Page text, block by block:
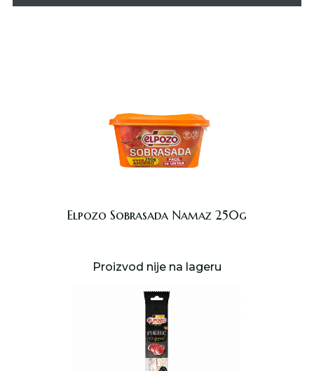
Elpozo Sobrasada Namaz 250g
Proizvod nije na lageru